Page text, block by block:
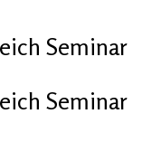
Seminar
Seminar